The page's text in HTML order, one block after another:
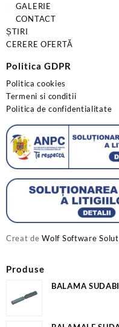
GALERIE
CONTACT
ȘTIRI
CERERE OFERTĂ
Politica GDPR
Politica cookies
Termeni si conditii
Politica de confidentialitate
Creat deWolf Software
Produse
BALAMA